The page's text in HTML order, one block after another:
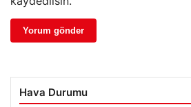
Hava Durumu